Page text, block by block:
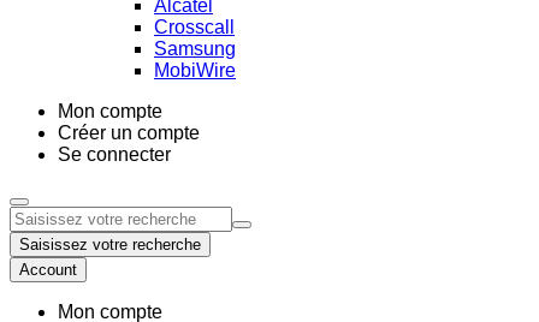
Alcatel
Crosscall
Samsung
MobiWire
Mon compte
Créer un compte
Se connecter
Saisissez votre recherche
Account
Mon compte